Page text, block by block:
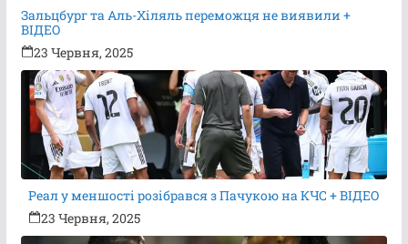
Зальцбург та Аль-Хіляль переможця не виявили +
ВІДЕО
23 Червня, 2025
Реал у меншості розібрався з Пачукою на КЧС + ВІДЕО
23 Червня, 2025